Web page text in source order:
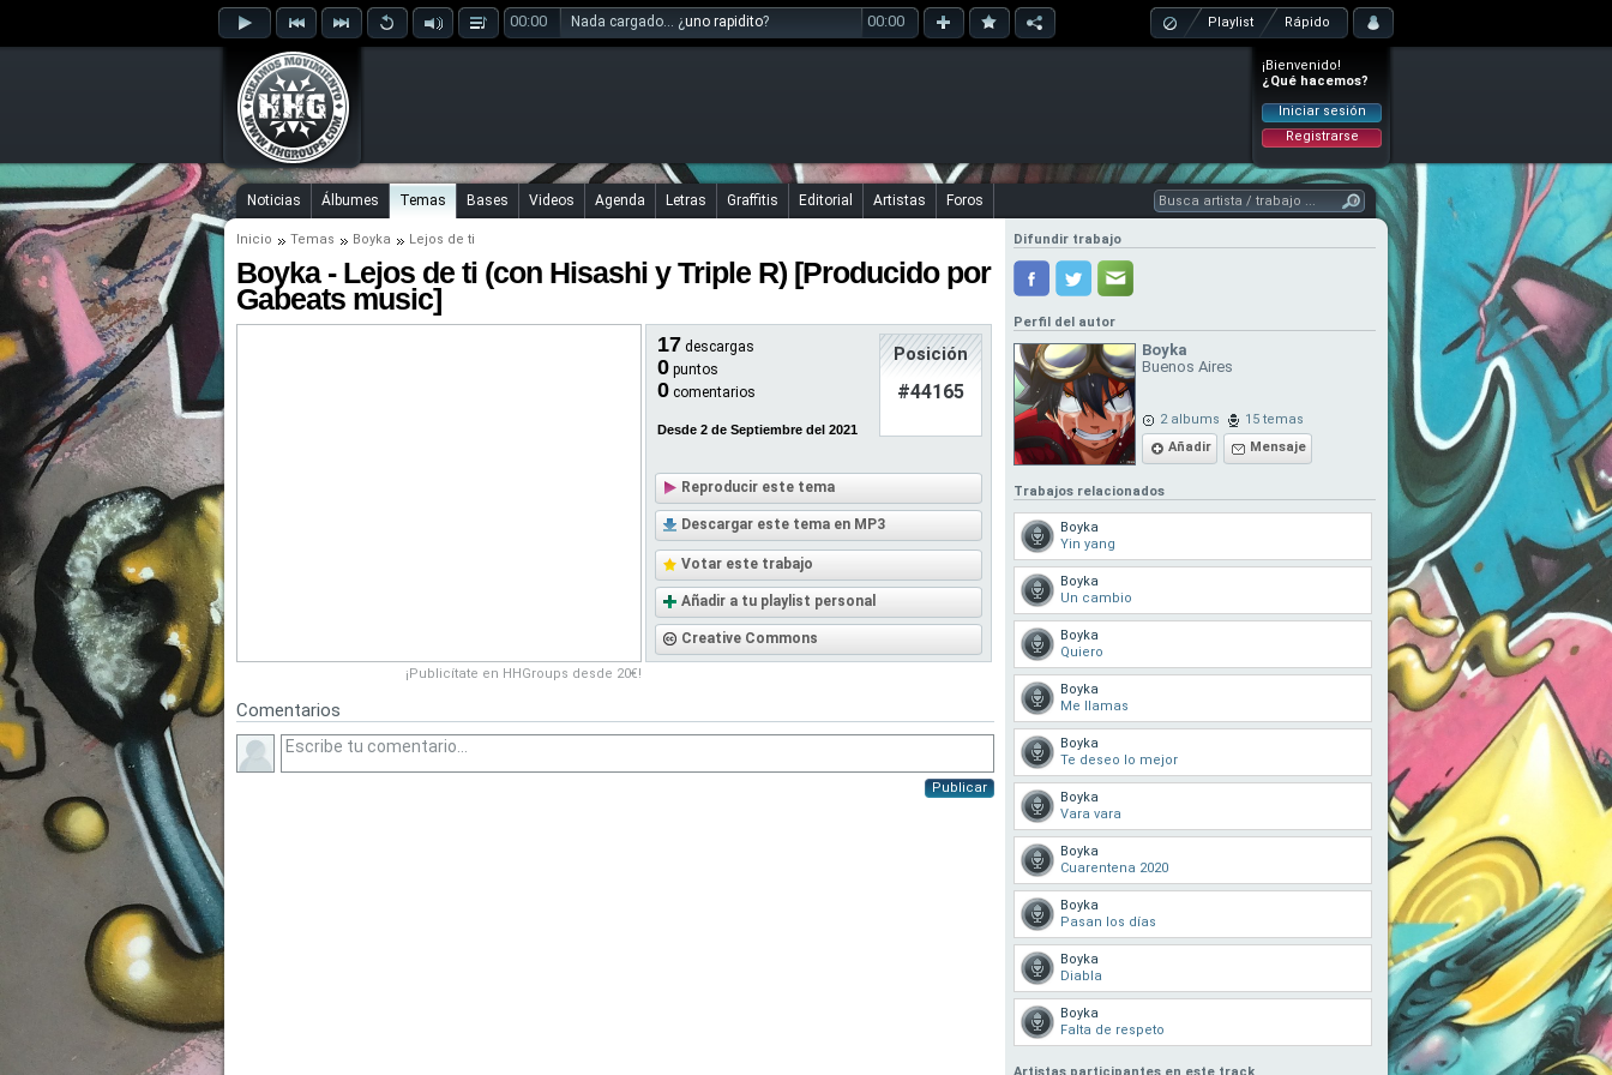
00:00 Nada cargado... ¿uno rapidito? 00:00 Playlist Rápido
¡Bienvenido!
¿Qué hacemos?
Iniciar sesión
Registrarse
Noticias Álbumes Temas Bases Videos Agenda Letras Graffitis Editorial Artistas Foros
Inicio Temas Boyka Lejos de ti
Boyka - Lejos de ti (con Hisashi y Triple R) [Producido por
Gabeats music]
¡Publicítate en HHGroups desde 20€!
17 descargas
0 puntos
0 comentarios
Desde 2 de Septiembre del 2021
Posición
#44165
Reproducir este tema
Descargar este tema en MP3
Votar este trabajo
Añadir a tu playlist personal
Creative Commons
Comentarios
Publicar
Difundir trabajo
Perfil del autor
Boyka
Buenos Aires
2 albums
15 temas
Añadir
Mensaje
Trabajos relacionados
Boyka
Yin yang
Boyka
Un cambio
Boyka
Quiero
Boyka
Me llamas
Boyka
Te deseo lo mejor
Boyka
Vara vara
Boyka
Cuarentena 2020
Boyka
Pasan los días
Boyka
Diabla
Boyka
Falta de respeto